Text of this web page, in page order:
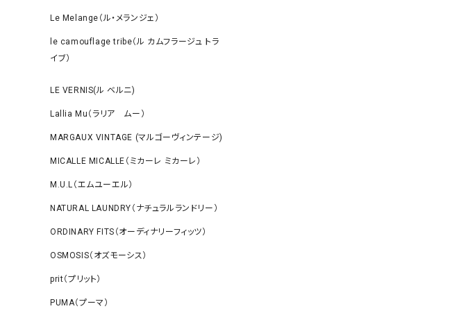
Le Melange（ル・メランジェ）
le camouflage tribe（ル カムフラージュ トラ
イブ）
LE VERNIS(ル ベルニ)
Lallia Mu（ラリア ムー）
MARGAUX VINTAGE (マルゴーヴィンテージ)
MICALLE MICALLE（ミカーレ ミカーレ）
M.U.L（エムユーエル）
NATURAL LAUNDRY（ナチュラルランドリー）
ORDINARY FITS（オーディナリーフィッツ）
OSMOSIS（オズモーシス）
prit（プリット）
PUMA（プーマ）